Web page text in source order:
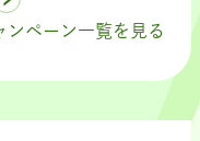
ンペーン一覧を見る